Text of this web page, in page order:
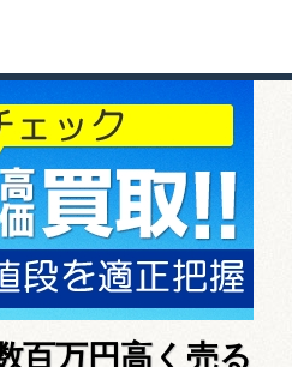
百万円高く売る